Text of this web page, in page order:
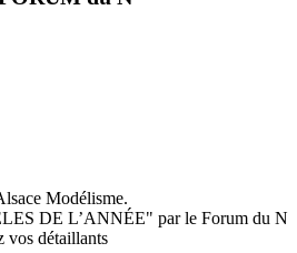
Modélisme.
DE L’ANNÉE" par le Forum du N
détaillants